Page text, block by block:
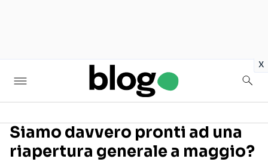
x
Seguici sui social
Siamo davvero pronti ad una
riapertura generale a maggio?